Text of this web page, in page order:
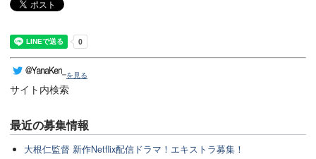
を見る
サイト内検索
最近の募集情報
大根仁監督 新作Netflix配信ドラマ！エキストラ募集！